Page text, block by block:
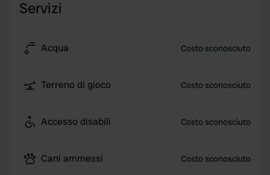
Servizi
Acqua Costo sconosciuto
Terreno di gioco Costo sconosciuto
Accesso disabili Costo sconosciuto
Cani ammessi Costo sconosciuto